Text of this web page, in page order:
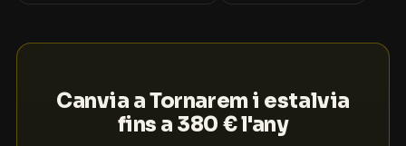
Canvia a Tornarem i estalvia
fins a 380 € l'any